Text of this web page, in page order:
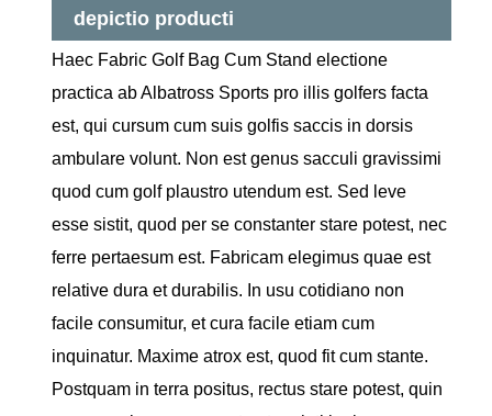
depictio producti
Haec Fabric Golf Bag Cum Stand electione
practica ab Albatross Sports pro illis golfers facta
est, qui cursum cum suis golfis saccis in dorsis
ambulare volunt. Non est genus sacculi gravissimi
quod cum golf plaustro utendum est. Sed leve
esse sistit, quod per se constanter stare potest, nec
ferre pertaesum est. Fabricam elegimus quae est
relative dura et durabilis. In usu cotidiano non
facile consumitur, et cura facile etiam cum
inquinatur. Maxime atrox est, quod fit cum stante.
Postquam in terra positus, rectus stare potest, quin